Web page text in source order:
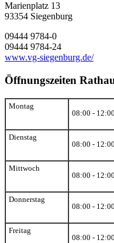
Marienplatz 13
93354 Siegenburg
09444 9784-0
09444 9784-24
www.vg-siegenburg.de/
Öffnungszeiten
Montag
08:00 -
Dienstag
08:00 -
Mittwoch
08:00 -
Donnerstag
08:00 -
Freitag
08:00 -